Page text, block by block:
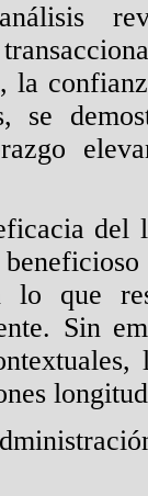
la
se
del
lo que
Sin